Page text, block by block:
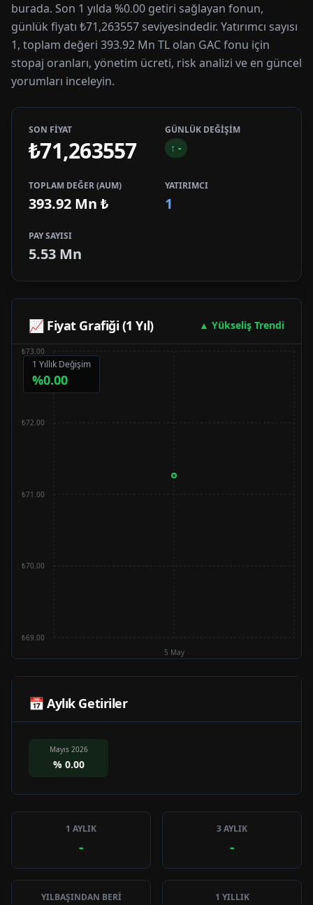
burada. Son 1 yılda %0.00 getiri sağlayan fonun,
günlük fiyatı ₺71,263557 seviyesindedir. Yatırımcı sayısı
1, toplam değeri 393.92 Mn TL olan GAC fonu için
stopaj oranları, yönetim ücreti, risk analizi ve en güncel
yorumları inceleyin.
SON FİYAT
₺71,263557
GÜNLÜK DEĞİŞİM
↑ -
TOPLAM DEĞER (AUM)
393.92 Mn ₺
YATIRIMCI
1
PAY SAYISI
5.53 Mn
📈 Fiyat Grafiği (1 Yıl) ▲ Yükseliş Trendi
1 Yıllık Değişim
%0.00
5 May
₺69.00
₺70.00
₺71.00
₺72.00
₺73.00
📅 Aylık Getiriler
Mayıs 2026
% 0.00
1 AYLIK
-
3 AYLIK
-
YILBAŞINDAN BERİ 1 YILLIK